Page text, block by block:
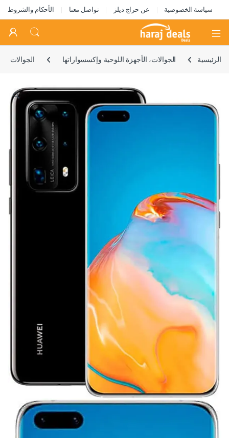
سياسة الخصوصية عن حراج ديلز تواصل معنا الأحكام والشروط
Open
الرئيسية الجوالات، الأجهزة اللوحية وإكسسواراتها الجوالات
🔍